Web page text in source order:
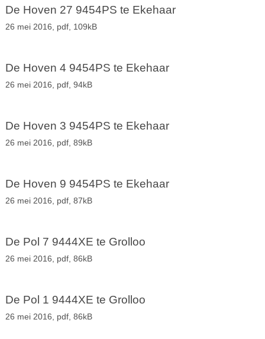
De Hoven 27 9454PS te Ekehaar
26 mei 2016, pdf, 109kB
De Hoven 4 9454PS te Ekehaar
26 mei 2016, pdf, 94kB
De Hoven 3 9454PS te Ekehaar
26 mei 2016, pdf, 89kB
De Hoven 9 9454PS te Ekehaar
26 mei 2016, pdf, 87kB
De Pol 7 9444XE te Grolloo
26 mei 2016, pdf, 86kB
De Pol 1 9444XE te Grolloo
26 mei 2016, pdf, 86kB